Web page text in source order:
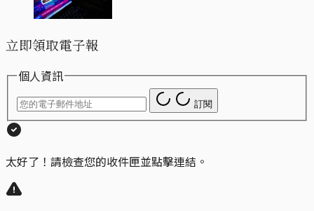
立即領取電子報
個人資訊
訂閱
太好了！請檢查您的收件匣並點擊連結。